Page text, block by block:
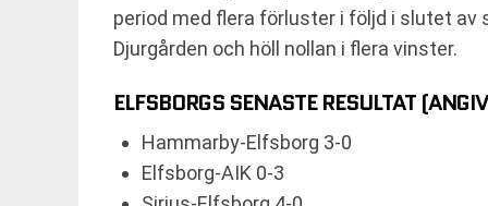
period med flera förluster i följd i slutet av
Djurgården och höll nollan i flera vinster.
ELFSBORGS SENASTE RESULTAT
Hammarby-Elfsborg 3-0
Elfsborg-AIK 0-3